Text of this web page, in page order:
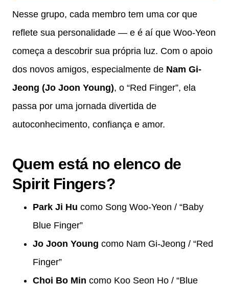
Nesse grupo, cada membro tem uma cor que
reflete sua personalidade — e é aí que Woo-Yeon
começa a descobrir sua própria luz. Com o apoio
dos novos amigos, especialmente de Nam Gi-
Jeong (Jo Joon Young), o “Red Finger”, ela
passa por uma jornada divertida de
autoconhecimento, confiança e amor.
Quem está no elenco de
Spirit Fingers?
Park Ji Hu como Song Woo-Yeon / “Baby
Blue Finger”
Jo Joon Young como Nam Gi-Jeong / “Red
Finger”
Choi Bo Min como Koo Seon Ho / “Blue